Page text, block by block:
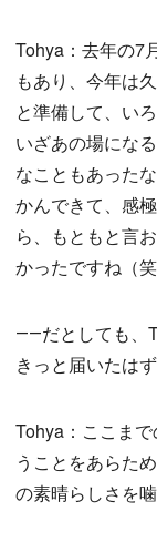
Tohya：去年の7
もあり、今年は
と準備して、い
いざあの場にな
なこともあった
かんできて、感
ら、もともと言
かったですね（笑
――だとしても、
きっと届いたはず
Tohya：ここま
うことをあらた
の素晴らしさを